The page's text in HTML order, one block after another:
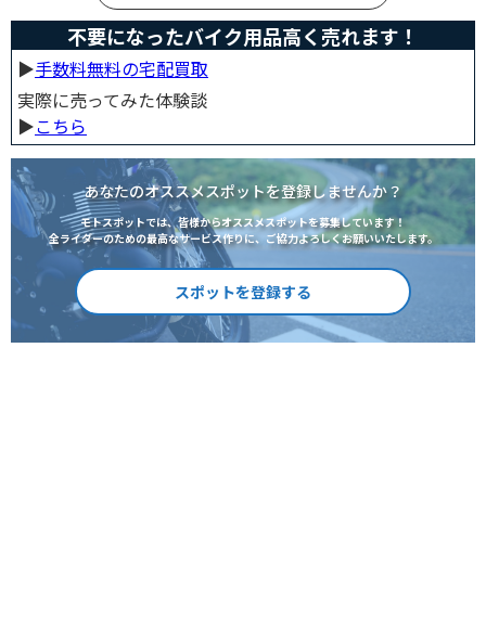
不要になったバイク用品高く売れます！
▶︎手数料無料の宅配買取
実際に売ってみた体験談
▶︎こちら
あなたのオススメスポットを登録しませんか？
モトスポットでは、皆様からオススメスポットを募集しています！
全ライダーのための最高なサービス作りに、ご協力よろしくお願いいたします。
スポットを登録する